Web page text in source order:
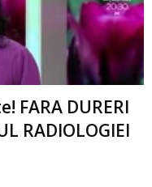
FARA DURERI
RADIOLOGIEI